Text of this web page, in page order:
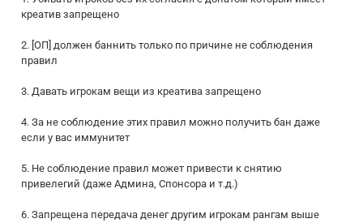
креатив запрещено
2. [ОП] должен баннить только по причине не соблюдения
правил
3. Давать игрокам вещи из креатива запрещено
4. За не соблюдение этих правил можно получить бан даже
если у вас иммунитет
5. Не соблюдение правил может привести к снятию
привелегий (даже Админа, Спонсора и т.д.)
6. Запрещена передача денег другим игрокам рангам выше